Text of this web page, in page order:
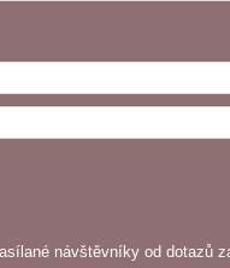
návštěvníky od dotazů